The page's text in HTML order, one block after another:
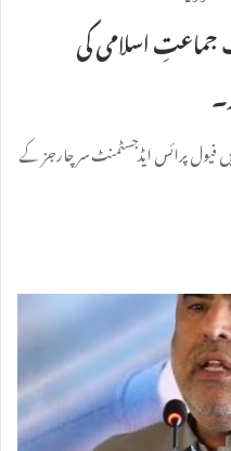
جماعتِ اسلامی کی
فیول پرائس ایڈجسٹمنٹ سر چارجز کے